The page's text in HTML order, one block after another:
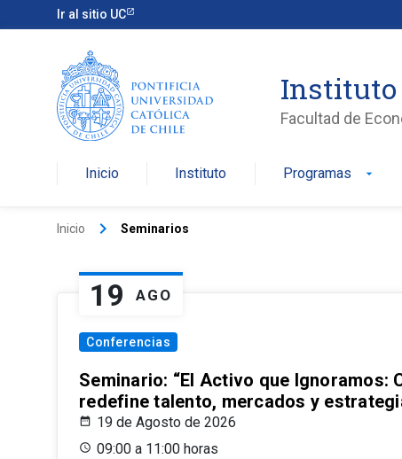
Ir al sitio UC
Instituto
Facultad de
Inicio Instituto Programas arrow_drop_down
Inicio keyboard_arrow_right Seminarios
19 AGO
Conferencias
Seminario: “El Activo que Ignoramos:
redefine talento, mercados y
19 de Agosto de 2026
09:00 a 11:00 horas